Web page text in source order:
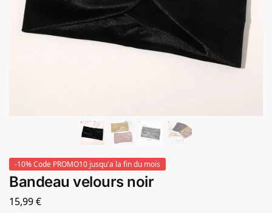
-10% Code PROMO10 jusqu'a la fin du mois
Bandeau velours noir
15,99€